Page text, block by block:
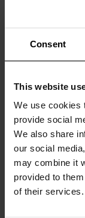
Consent
This website
We use cookies
provide social
We also share
our social
may combine it
provided to
of their services.
uten å
en myk og
vevd logo på
Spesifikasjon
Størrelsesguide
Anmeldelser